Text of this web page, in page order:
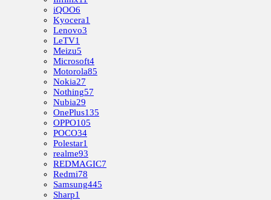
iQOO6
Kyocera1
Lenovo3
LeTV1
Meizu5
Microsoft4
Motorola85
Nokia27
Nothing57
Nubia29
OnePlus135
OPPO105
POCO34
Polestar1
realme93
REDMAGIC7
Redmi78
Samsung445
Sharp1